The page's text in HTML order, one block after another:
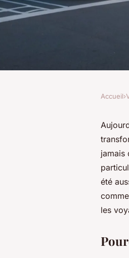
de
:
partout
Accueil›
jamais
été
les